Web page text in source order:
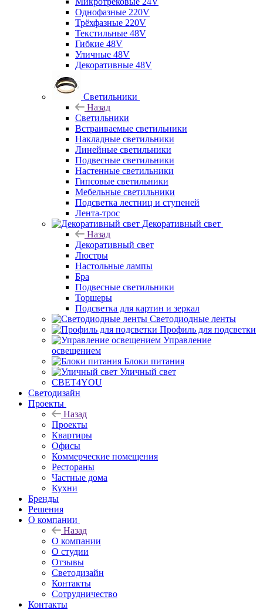
Однофазные 220V
Трёхфазные 220V
Текстильные 48V
Гибкие 48V
Уличные 48V
Декоративные 48V
Светильники
Назад
Светильники
Встраиваемые светильники
Накладные светильники
Линейные светильники
Подвесные светильники
Настенные светильники
Гипсовые светильники
Мебельные светильники
Подсветка лестниц и ступеней
Лента-трос
Декоративный свет
Назад
Декоративный свет
Люстры
Настольные лампы
Бра
Подвесные светильники
Торшеры
Подсветка для картин и зеркал
Светодиодные ленты
Профиль для подсветки
Управление
освещением
Блоки питания
Уличный свет
СВЕТ4YOU
Светодизайн
Проекты
Назад
Проекты
Квартиры
Офисы
Коммерческие помещения
Рестораны
Частные дома
Кухни
Бренды
Решения
О компании
Назад
О компании
О студии
Отзывы
Светодизайн
Контакты
Сотрудничество
Контакты